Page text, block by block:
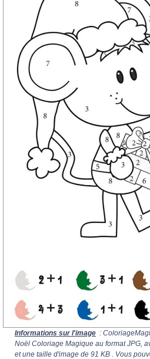
Informations sur l'image :
Noël Coloriage Magique au format JPG,
et une taille d'image de 91 KB . Vous